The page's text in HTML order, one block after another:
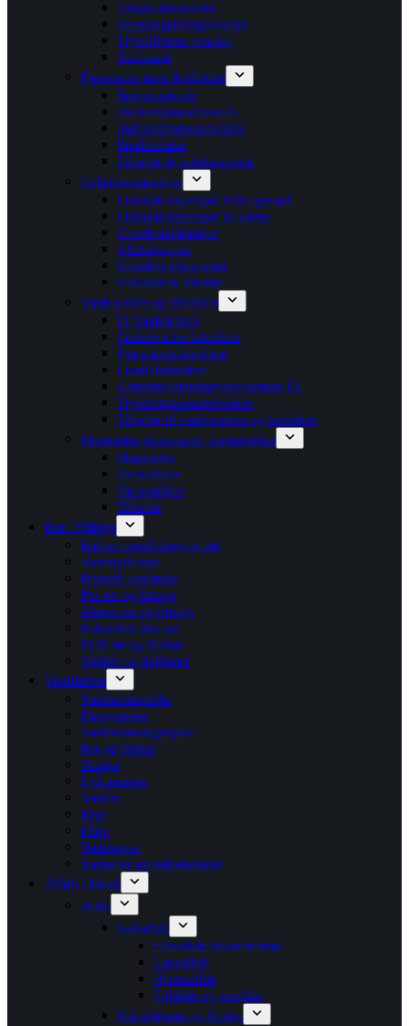
Temperaturventiler
Strengreguleringsventiler
Trykdifferens ventiler
Automatik
Fjernvarme units & tilbehør
Brugsvandsunit
Direktefjernvarmeunits
Indirektefjernvarmeunits
Bundmoduler
Tilbehør & cirkulationssæt
Cirkulationspumper
Cirkulationspumper til brugsvand
Cirkulationspumper til varme
Grundvandspumper
Afløbspumper
Grundfos dykpumper
Unionsæt & tilbehør
Vandvarmere og beholdere
El Vandvarmere
Centralvarme beholdere
Fjernvarmebeholdere
Combi beholdere
Gennemstrømningsvandvarmere EL
Trykekspansionsbeholdere
Tilbehør til vandvarmere og beholdere
Manometre,termometre, varmemålere
Manometre
Termometre
Varmemålere
Tilbehør
Rør / fittings
Kobber pressfittings og rør
Messingfittings
Primofit rørsamler
Pex rør og fittings
Alupex rør og fittings
Præisoleret pex rør
PEM rør og fittings
Ventiler og stophaner
Ventilation
Ventilationspakke
Flexsystemer
Ventilationsaggregater
Rør og fittings
Slanger
Lyddæmpere
Ventiler
Riste
Filtre
Ventilatorer
Taghætter og inddækninger
Afløb / kloak
Afløb
Gulvafløb
Gulvafløb firkantet/rund
Linjeafløb
Hjørneafløb
Tilbehør og vandlåse
Grå afløbsrør og fittings